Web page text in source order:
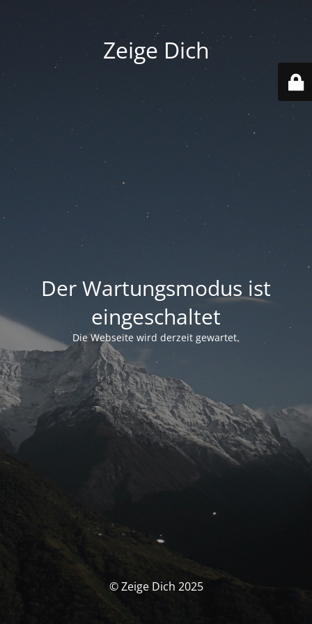
Zeige Dich
Der Wartungsmodus ist
eingeschaltet
Die Webseite wird derzeit gewartet.
© Zeige Dich 2025